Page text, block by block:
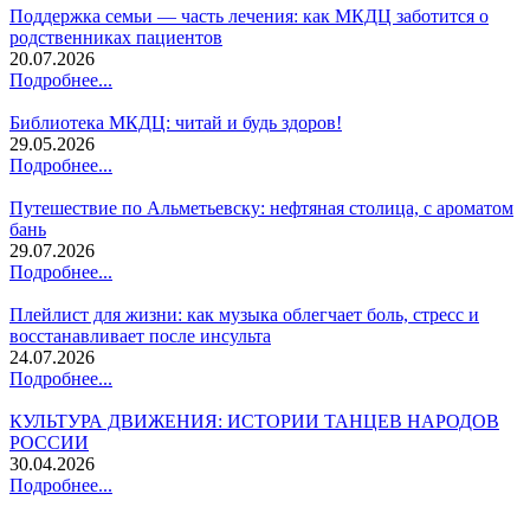
Поддержка семьи — часть лечения: как МКДЦ заботится о
родственниках пациентов
20.07.2026
Подробнее...
Библиотека МКДЦ: читай и будь здоров!
29.05.2026
Подробнее...
Путешествие по Альметьевску: нефтяная столица, с ароматом
бань
29.07.2026
Подробнее...
Плейлист для жизни: как музыка облегчает боль, стресс и
восстанавливает после инсульта
24.07.2026
Подробнее...
КУЛЬТУРА ДВИЖЕНИЯ: ИСТОРИИ ТАНЦЕВ НАРОДОВ
РОССИИ
30.04.2026
Подробнее...